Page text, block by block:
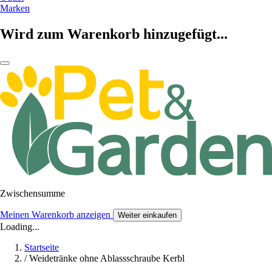
Marken
Wird zum Warenkorb hinzugefügt...
Zwischensumme
Meinen Warenkorb anzeigen Weiter einkaufen
Loading...
Startseite
/ Weidetränke ohne Ablassschraube Kerbl